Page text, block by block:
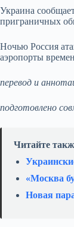
Украина
приграничных
Ночью Россия
аэропорты
перевод и
подготовлено
Читайте
«Москва
Новая